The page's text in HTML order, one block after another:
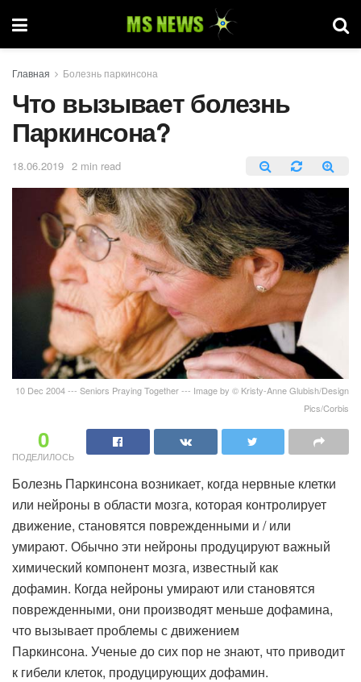
Главная Болезнь паркинсона
Что вызывает болезнь
Паркинсона?
18.06.2019 2 min read
10 Dec 2004 --- Seniors Praying Together --- Image by © Kristy-Anne Glubish/Design
Pics/Corbis
0
ПОДЕЛИЛОСЬ
Болезнь Паркинсона возникает, когда нервные клетки
или нейроны в области мозга, которая контролирует
движение, становятся поврежденными и / или
умирают. Обычно эти нейроны продуцируют важный
химический компонент мозга, известный как
дофамин. Когда нейроны умирают или становятся
поврежденными, они производят меньше дофамина,
что вызывает проблемы с движением
Паркинсона. Ученые до сих пор не знают, что приводит
к гибели клеток, продуцирующих дофамин.